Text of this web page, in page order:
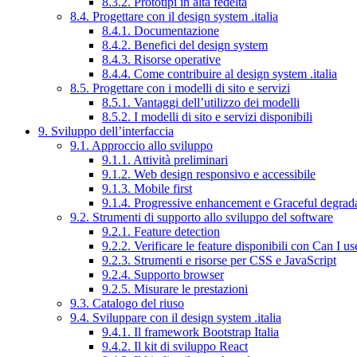
8.4. Progettare con il design system .italia
8.4.1. Documentazione
8.4.2. Benefici del design system
8.4.3. Risorse operative
8.4.4. Come contribuire al design system .italia
8.5. Progettare con i modelli di sito e servizi
8.5.1. Vantaggi dell’utilizzo dei modelli
8.5.2. I modelli di sito e servizi disponibili
9. Sviluppo dell’interfaccia
9.1. Approccio allo sviluppo
9.1.1. Attività preliminari
9.1.2. Web design responsivo e accessibile
9.1.3. Mobile first
9.1.4. Progressive enhancement e Graceful
9.2. Strumenti di supporto allo sviluppo del software
9.2.1. Feature detection
9.2.2. Verificare le feature disponibili con Can I
9.2.3. Strumenti e risorse per CSS e JavaScript
9.2.4. Supporto browser
9.2.5. Misurare le prestazioni
9.3. Catalogo del riuso
9.4. Sviluppare con il design system .italia
9.4.1. Il framework Bootstrap Italia
9.4.2. Il kit di sviluppo React